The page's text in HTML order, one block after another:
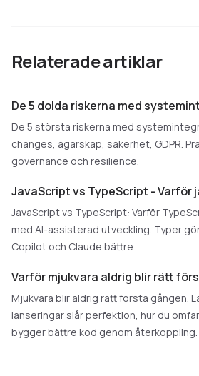
Relaterade artiklar
De 5 dolda riskerna med
De 5 största riskerna med
changes, ägarskap, säkerhet, GDPR.
governance och resilience.
JavaScript vs TypeScript - Varför
JavaScript vs TypeScript: Varför
med AI-assisterad utveckling. Typer
Copilot och Claude bättre.
Varför mjukvara aldrig blir rätt
Mjukvara blir aldrig rätt första gången.
lanseringar slår perfektion, hur du
bygger bättre kod genom återkoppling.